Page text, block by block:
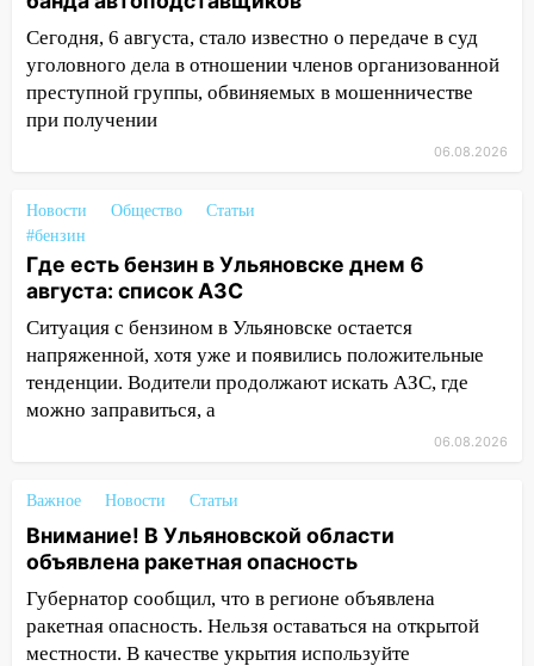
15:47 На улице Радищева сбили
курьера: крупная авария в Ульяновске
15:15
14:26
по улице Ефремова
14:23 67% ульяновцев готовы
передумать увольняться, если им
повысят зарплату
14:01
Инсценировали ДТП и получили
более 4,6 миллиона рублей: перед
13:36 В Инзе произошел крупный пожар
13:00 В суде защитили репутацию
мужчины, которого необоснованно
обвиняли в жестоком обращении с
животными
Сегодня, 6 августа, стало известно о передаче в суд
уголовного дела в отношении членов организованной
преступной группы, обвиняемых в мошенничестве
при получении
06.08.2026
Новости Общество
Статьи
#бензин
Где есть бензин в Ульяновске днем 6
августа: список АЗС
Ситуация с бензином в Ульяновске остается
напряженной, хотя уже и появились положительные
тенденции. Водители продолжают искать АЗС, где
можно заправиться, а
06.08.2026
Важное Новости Статьи
Внимание! В Ульяновской области
объявлена ракетная опасность
Губернатор сообщил, что в регионе объявлена
ракетная опасность. Нельзя оставаться на открытой
местности. В качестве укрытия используйте